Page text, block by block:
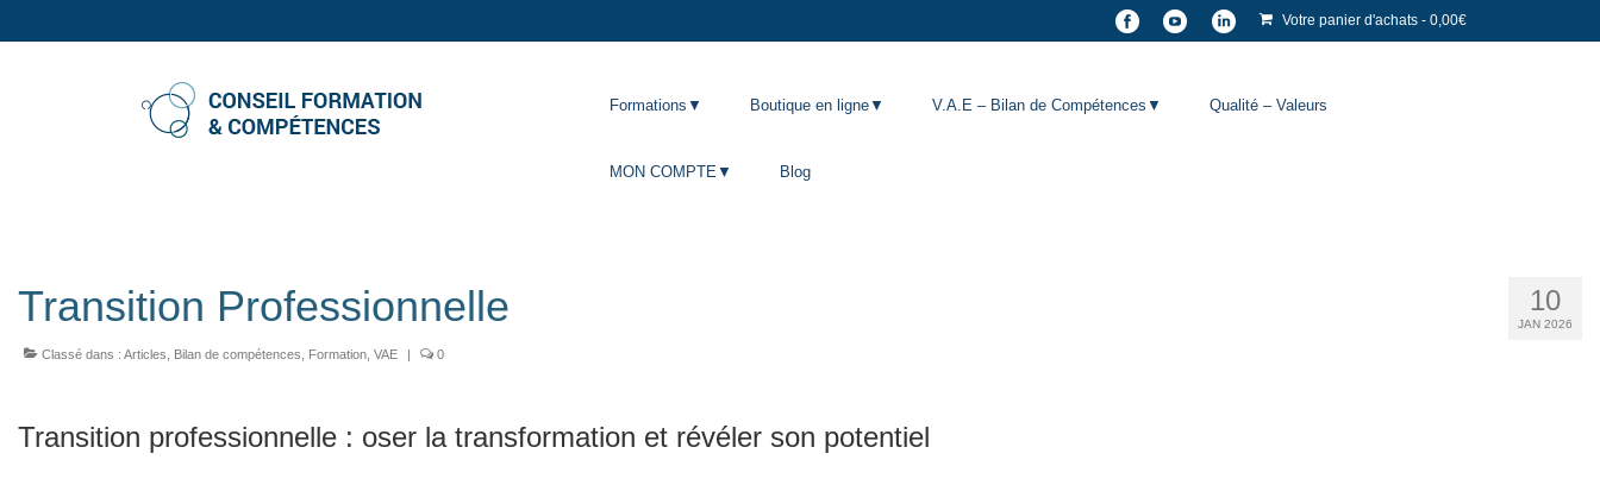
Votre panier d'achats - 0,00€
Formations▼ Boutique en ligne▼ V.A.E – Bilan de Compétences▼ Qualité – Valeurs
MON COMPTE▼ Blog
10
JAN 2026
Transition Professionnelle
Classé dans : Articles Bilan de compétences Formation VAE 0
Transition professionnelle : oser la transformation et révéler son potentiel